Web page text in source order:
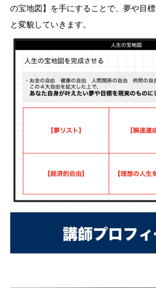
の宝地図】を手にすることで、夢や目
と変貌していきます。